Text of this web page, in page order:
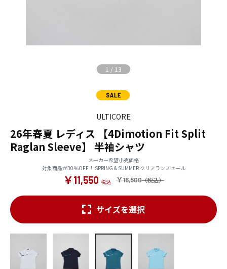
1 / 13
ULTICORE
26年春夏 レディス 【4Dimotion Fit Split
Raglan Sleeve】 半袖シャツ
メーカー希望小売価格
対象商品が30％OFF！ SPRING & SUMMER クリアランスセール
￥16,500
￥11,550
サイズを選択